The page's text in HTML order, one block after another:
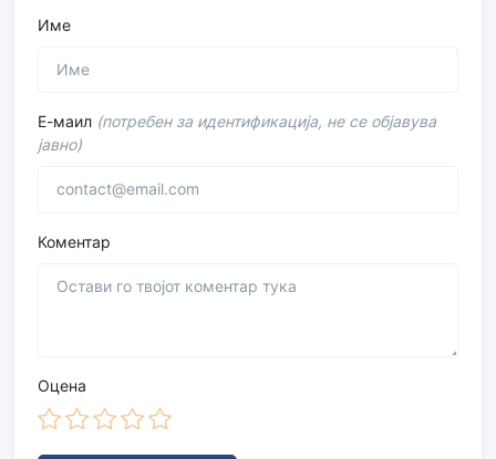
Име
Е-маил (потребен за идентификација, не се објавува
јавно)
Коментар
Оцена